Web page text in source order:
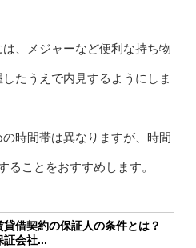
、メジャーなど便利な持ち物
たうえで内見するようにしま
時間帯は異なりますが、時間
ることをおすすめします。
貸借契約の保証人の条件とは？
証会社...